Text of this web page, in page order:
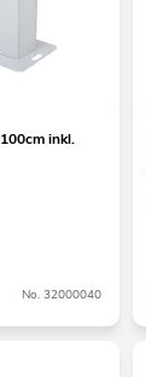
inkl.
No. 32000040